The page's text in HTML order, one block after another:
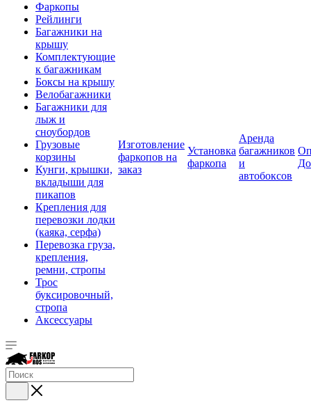
Фаркопы
Рейлинги
Багажники на
крышу
Комплектующие
к багажникам
Боксы на крышу
Велобагажники
Багажники для
лыж и
сноубордов
Грузовые
корзины
Кунги, крышки,
вкладыши для
пикапов
Крепления для
перевозки лодки
(каяка, серфа)
Перевозка груза,
крепления,
ремни, стропы
Трос
буксировочный,
стропа
Аксессуары
Изготовление
фаркопов на
заказ
Установка
фаркопа
Аренда
багажников
и
автобоксов